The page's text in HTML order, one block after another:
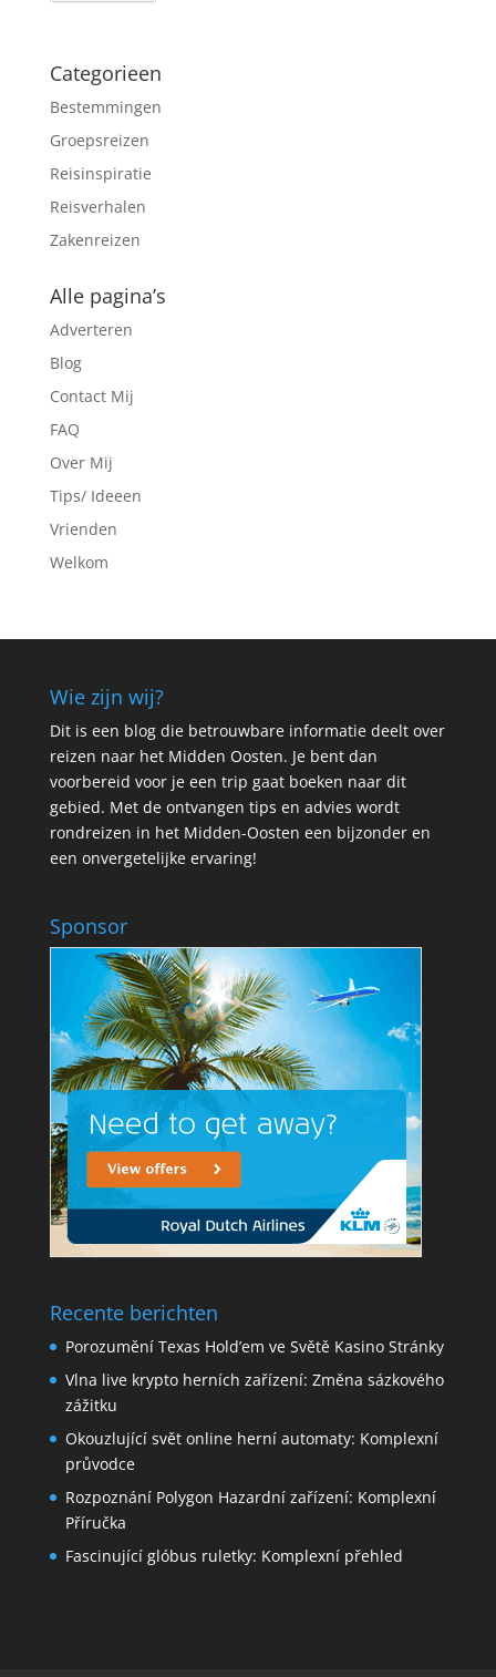
Categorieen
Bestemmingen
Groepsreizen
Reisinspiratie
Reisverhalen
Zakenreizen
Alle pagina’s
Adverteren
Blog
Contact Mij
FAQ
Over Mij
Tips/ Ideeen
Vrienden
Welkom
Wie zijn wij?
Dit is een blog die betrouwbare informatie deelt over
reizen naar het Midden Oosten. Je bent dan
voorbereid voor je een trip gaat boeken naar dit
gebied. Met de ontvangen tips en advies wordt
rondreizen in het Midden-Oosten een bijzonder en
een onvergetelijke ervaring!
Sponsor
Recente berichten
Porozumění Texas Hold’em ve Světě Kasino Stránky
Vlna live krypto herních zařízení: Změna sázkového
zážitku
Okouzlující svět online herní automaty: Komplexní
průvodce
Rozpoznání Polygon Hazardní zařízení: Komplexní
Příručka
Fascinující glóbus ruletky: Komplexní přehled